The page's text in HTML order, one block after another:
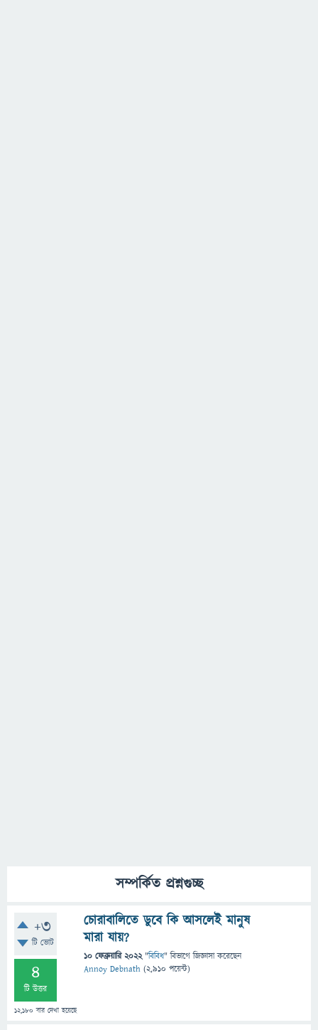
সম্পর্কিত প্রশ্নগুচ্ছ
+3
টি ভোট
4
টি উত্তর
12,180 বার দেখা হয়েছে
চোরাবালিতে ডুবে কি আসলেই মানুষ
মারা যায়?
10 ফেব্রুয়ারি 2022 "বিবিধ" বিভাগে জিজ্ঞাসাকরেছেন
Annoy Debnath (2,910 পয়েন্ট)